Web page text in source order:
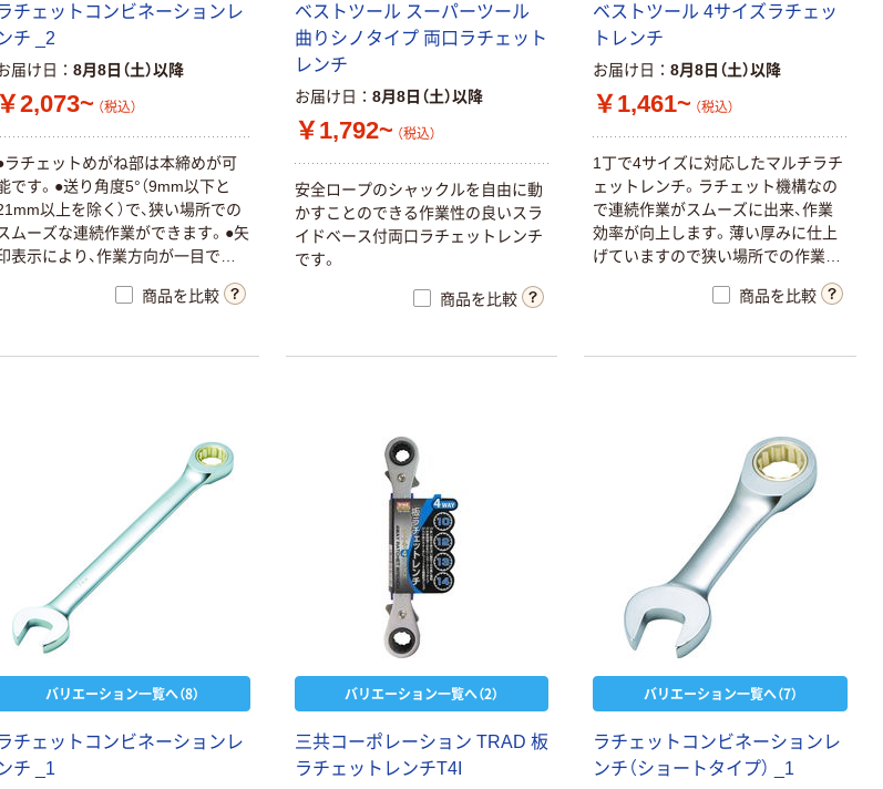
チェットコンビネーションレ
ンチ _2
届け日 8月8日（土）以降
￥2,073~ （税込）
ラチェットめがね部は本締めが可
です。●送り角度5°（9mm以下と
以上を除く）で、狭い場所での
ムーズな連続作業ができます。●矢
表示により、作業方向が一目でわ
商品を比較
ベストツール スーパーツール
曲りシノタイプ 両口ラチェット
レンチ
お届け日 8月8日（土）以降
￥1,792~ （税込）
安全ロープのシャックルを自由に動
かすことのできる作業性の良いスラ
イドベース付両口ラチェットレンチ
です。
商品を比較
ベストツール 4サイズラチェッ
トレンチ
お届け日 8月8日（土）以降
￥1,461~ （税込）
1丁で4サイズに対応したマルチラチ
ェットレンチ。ラチェット機構なの
で連続作業がスムーズに出来、作業
効率が向上します。薄い厚みに仕上
げていますので狭い場所での作業が
楽々行えます。ラチェット機構の締
める、緩めるは爪の切替えだけの簡
商品を比較
バリエーション一覧へ（8）
チェットコンビネーションレ
ンチ _1
バリエーション一覧へ（2）
三共コーポレーション TRAD 板
ラチェットレンチT4I
バリエーション一覧へ（7）
ラチェットコンビネーションレ
ンチ（ショートタイプ） _1
カゴへ
サイズラチェ
ットレンチ アル
3,009~
税込）
ラチェットレン
チ（ショートタ
￥4,365~
ラチェットレン
チ TRM-17×21
1個（直送品）
￥10,300